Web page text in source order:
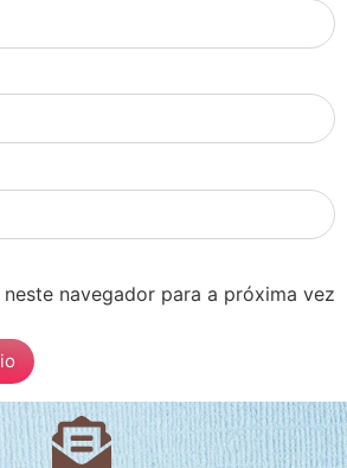
navegador para a próxima vez